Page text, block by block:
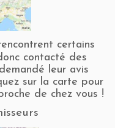
certains
contacté des
leur avis
sur la carte pour
de chez vous !